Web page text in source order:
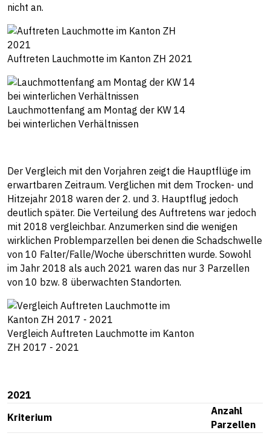
nicht an.
Auftreten Lauchmotte im Kanton ZH 2021
Lauchmottenfang am Montag der KW 14
bei winterlichen Verhältnissen
Der Vergleich mit den Vorjahren zeigt die Hauptflüge im
erwartbaren Zeitraum. Verglichen mit dem Trocken- und
Hitzejahr 2018 waren der 2. und 3. Hauptflug jedoch
deutlich später. Die Verteilung des Auftretens war jedoch
mit 2018 vergleichbar. Anzumerken sind die wenigen
wirklichen Problemparzellen bei denen die Schadschwelle
von 10 Falter/Falle/Woche überschritten wurde. Sowohl
im Jahr 2018 als auch 2021 waren das nur 3 Parzellen
von 10 bzw. 8 überwachten Standorten.
Vergleich Auftreten Lauchmotte im Kanton
ZH 2017 - 2021
2021
Kriterium
Anzahl
Parzellen